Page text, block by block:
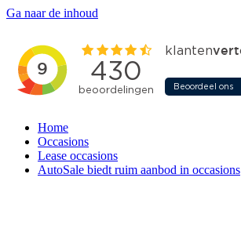
Ga naar de inhoud
Home
Occasions
Lease occasions
AutoSale biedt ruim aanbod in occasions